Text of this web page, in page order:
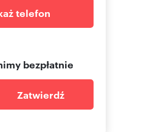
telefon
bezpłatnie
Zatwierdź